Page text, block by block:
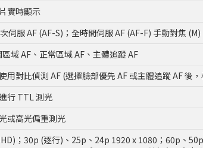
實時顯示
伺服 AF (AF-S)；全時間伺服 AF (AF-F) 手動對焦 (M)
域 AF、正常區域 AF、主體追蹤 AF
用對比偵測 AF (選擇臉部優先 AF 或主體追蹤 AF 後
行 TTL 測光
或高光偏重測光
；30p (逐行)、25p、24p 1920 x 1080；60p、